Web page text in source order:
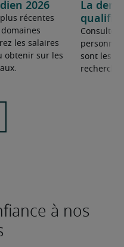
2026
récentes
les salaires
obtenir sur les
La
qualifié
Consultez
personnel
sont les